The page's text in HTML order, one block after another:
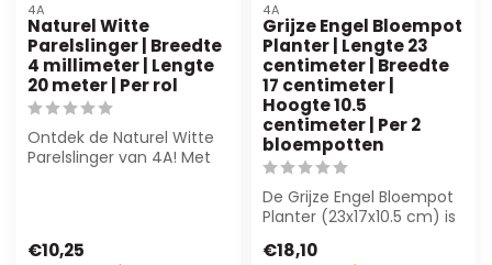
4A
Naturel Witte
Parelslinger | Breedte
4 millimeter | Lengte
20 meter | Per rol
Ontdek de Naturel Witte
Parelslinger van 4A! Met
€10,25
4A
Grijze Engel Bloempot
Planter | Lengte 23
centimeter | Breedte
17 centimeter |
Hoogte 10.5
centimeter | Per 2
bloempotten
De Grijze Engel Bloempot
Planter (23x17x10.5 cm) is
toepa...
€18,10